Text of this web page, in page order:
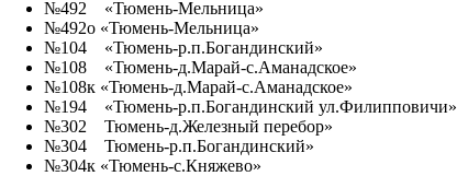
№492 «Тюмень-Мельница»
№492о «Тюмень-Мельница»
№104 «Тюмень-р.п.Богандинский»
№108 «Тюмень-д.Марай-с.Аманадское»
№108к «Тюмень-д.Марай-с.Аманадское»
№194 «Тюмень-р.п.Богандинский ул.Филипповичи»
№302 Тюмень-д.Железный перебор»
№304 Тюмень-р.п.Богандинский»
№304к «Тюмень-с.Княжево»